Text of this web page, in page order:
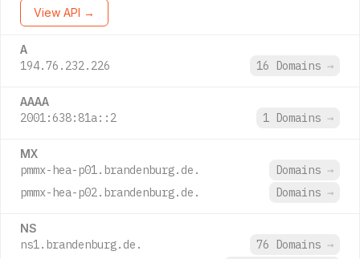
View API →
A
194.76.232.226 16 Domains →
AAAA
2001:638:81a::2 1 Domains →
MX
pmmx-hea-p01.brandenburg.de. Domains →
pmmx-hea-p02.brandenburg.de.
Domains →
NS
ns1.brandenburg.de. 76 Domains →